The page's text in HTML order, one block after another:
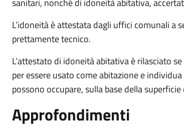
sanitari, nonché di idoneità abitativa,
L’idoneità è attestata dagli uffici comunali a
prettamente tecnico.
L’attestato di idoneità abitativa è rilasciato
per essere usato come abitazione e
possono occupare, sulla base della
Approfondimenti